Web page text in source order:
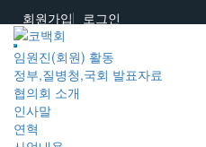
회원가입 로그인
임원진(회원) 활동
정부,질병청,국회 발표자료
협의회 소개
인사말
연혁